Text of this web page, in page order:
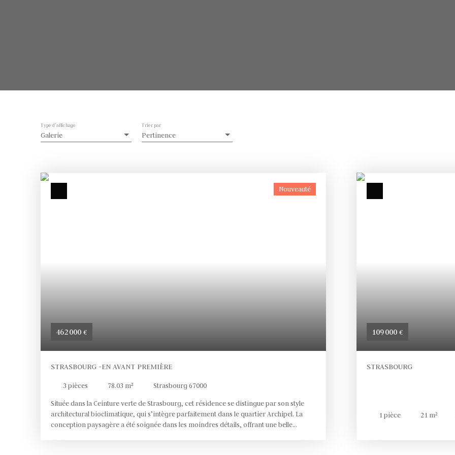
Galerie
Type d'affichage
Pertinence
Trier par
462 000 €
Nouveauté
STRASBOURG -EN AVANT PREMIÈRE
3 pièces 78.03 m² Strasbourg 67000
Située dans la Ceinture verte de Strasbourg, cet résidence se distingue par son style
architectural bioclimatique, qui s’intègre parfaitement dans le quartier Archipel. La
conception paysagère a été soignée dans les moindres détails, offrant une belle
109 000 €
STRASBOURG
1pièce 21 m²